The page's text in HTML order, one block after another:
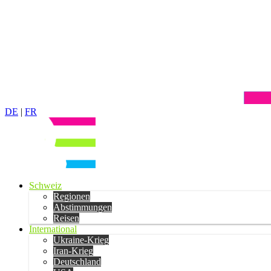
DE | FR
Schweiz
Regionen
Abstimmungen
Reisen
International
Ukraine-Krieg
Iran-Krieg
Deutschland